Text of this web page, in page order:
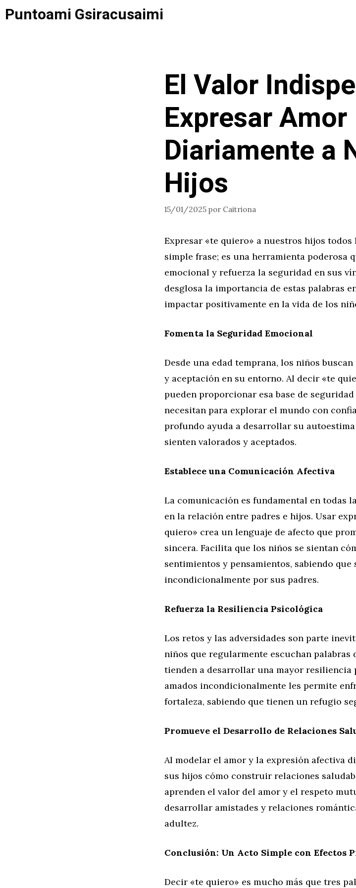
Saltar
alPuntoami Gsiracusaimi
El Valor
Expresar Amor
Diariamente a
Hijos
15/01/2025 por Caitriona
Expresar «te quiero» a nuestros hijos todos
simple frase; es una herramienta poderosa
emocional y refuerza la seguridad en sus
desglosa la importancia de estas palabras
impactar positivamente en la vida de los
Fomenta la Seguridad Emocional
Desde una edad temprana, los niños
y aceptación en su entorno. Al decir «te
pueden proporcionar esa base de
necesitan para explorar el mundo con
profundo ayuda a desarrollar su
sienten valorados y aceptados.
Establece una Comunicación Afectiva
La comunicación es fundamental en todas
en la relación entre padres e hijos. Usar
quiero» crea un lenguaje de afecto que
sincera. Facilita que los niños se sientan
sentimientos y pensamientos, sabiendo que
incondicionalmente por sus padres.
Refuerza la Resiliencia Psicológica
Los retos y las adversidades son parte
niños que regularmente escuchan palabras
tienden a desarrollar una mayor resiliencia
amados incondicionalmente les permite
fortaleza, sabiendo que tienen un refugio
Promueve el Desarrollo de Relaciones
Al modelar el amor y la expresión afectiva
sus hijos cómo construir relaciones
aprenden el valor del amor y el respeto
desarrollar amistades y relaciones
adultez.
Conclusión: Un Acto Simple con Efectos
Decir «te quiero» es mucho más que tres